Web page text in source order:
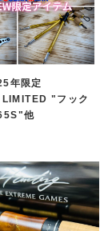
年限定
"フック
他